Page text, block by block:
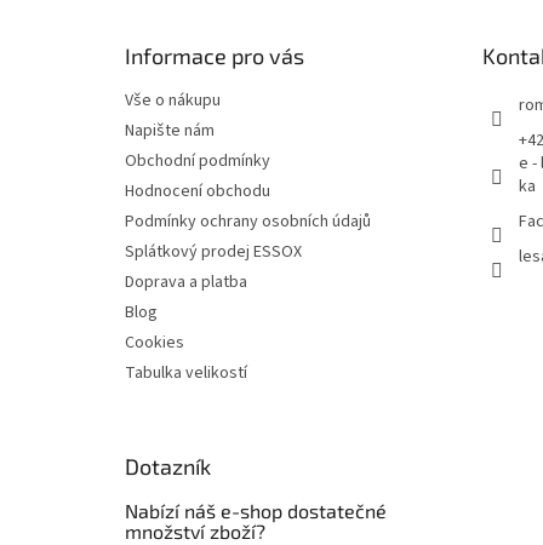
Informace pro vás
Vše o nákupu
Napište nám
Obchodní podmínky
Hodnocení obchodu
Podmínky ochrany osobních údajů
Splátkový prodej ESSOX
Doprava a platba
Blog
Cookies
Tabulka velikostí
e -
ka
Dotazník
Nabízí náš e-shop dostatečné
množství zboží?